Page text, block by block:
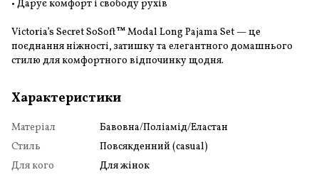
• Дарує комфорт і свободу рухів
Victoria’s Secret SoSoft™ Modal Long Pajama Set — це
поєднання ніжності, затишку та елегантного домашнього
стилю для комфортного відпочинку щодня.
Характеристики
Матеріал
Бавовна/Поліамід/Еластан
Стиль
Повсякденний (casual)
Для кого
Для жінок